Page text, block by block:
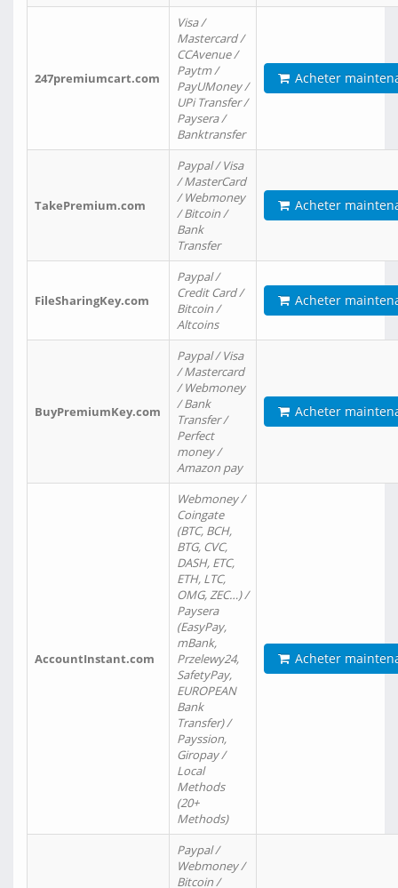
247premiumcart.com
Visa /
Mastercard /
CCAvenue /
Paytm /
PayUMoney /
UPi Transfer /
Paysera /
Banktransfer
Acheter
TakePremium.com
Paypal / Visa
/ MasterCard
/ Webmoney
/ Bitcoin /
Bank
Transfer
Acheter
FileSharingKey.com
Paypal /
Credit Card /
Bitcoin /
Altcoins
Acheter
BuyPremiumKey.com
Paypal / Visa
/ Mastercard
/ Webmoney
/ Bank
Transfer /
Perfect
money /
Amazon pay
Acheter
AccountInstant.com
Webmoney /
Coingate
(BTC, BCH,
BTG, CVC,
DASH, ETC,
ETH, LTC,
OMG, ZEC…) /
Paysera
(EasyPay,
mBank,
Przelewy24,
SafetyPay,
EUROPEAN
Bank
Transfer) /
Payssion,
Giropay /
Local
Methods
(20+
Methods)
Acheter
Paypal /
Webmoney /
Bitcoin /